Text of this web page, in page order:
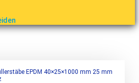
EPDM 40×25×1000 mm 25 mm